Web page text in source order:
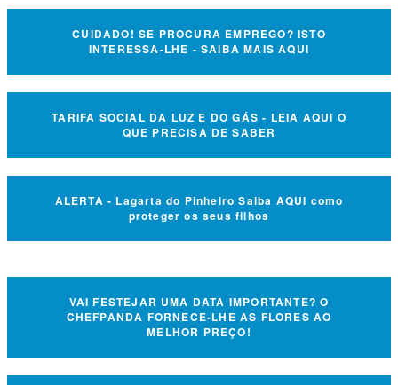
CUIDADO! SE PROCURA EMPREGO? ISTO
INTERESSA-LHE - SAIBA MAIS AQUI
TARIFA SOCIAL DA LUZ E DO GÁS - LEIA AQUI O
QUE PRECISA DE SABER
ALERTA - Lagarta do Pinheiro Saiba AQUI como
proteger os seus filhos
VAI FESTEJAR UMA DATA IMPORTANTE? O
CHEFPANDA FORNECE-LHE AS FLORES AO
MELHOR PREÇO!